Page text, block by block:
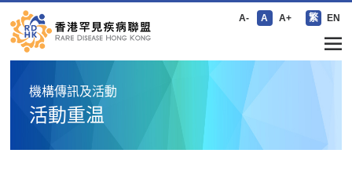
A- A A+ 繁 EN
機構傳訊及活動
活動重温